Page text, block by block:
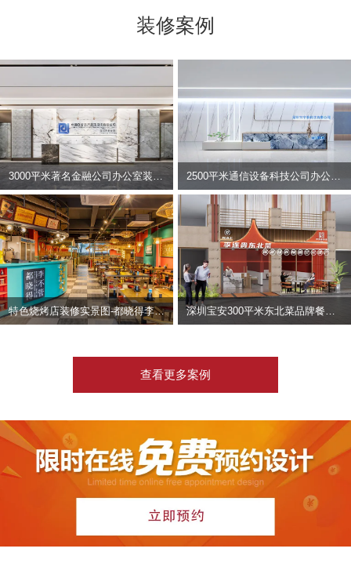
装修案例
2500平米通信设备科技公司办公室设计 | 宇泰科技
特色烧烤店装修实景图-都晓得李不管
查看更多案例